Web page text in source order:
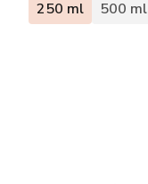
250 ml 500 ml